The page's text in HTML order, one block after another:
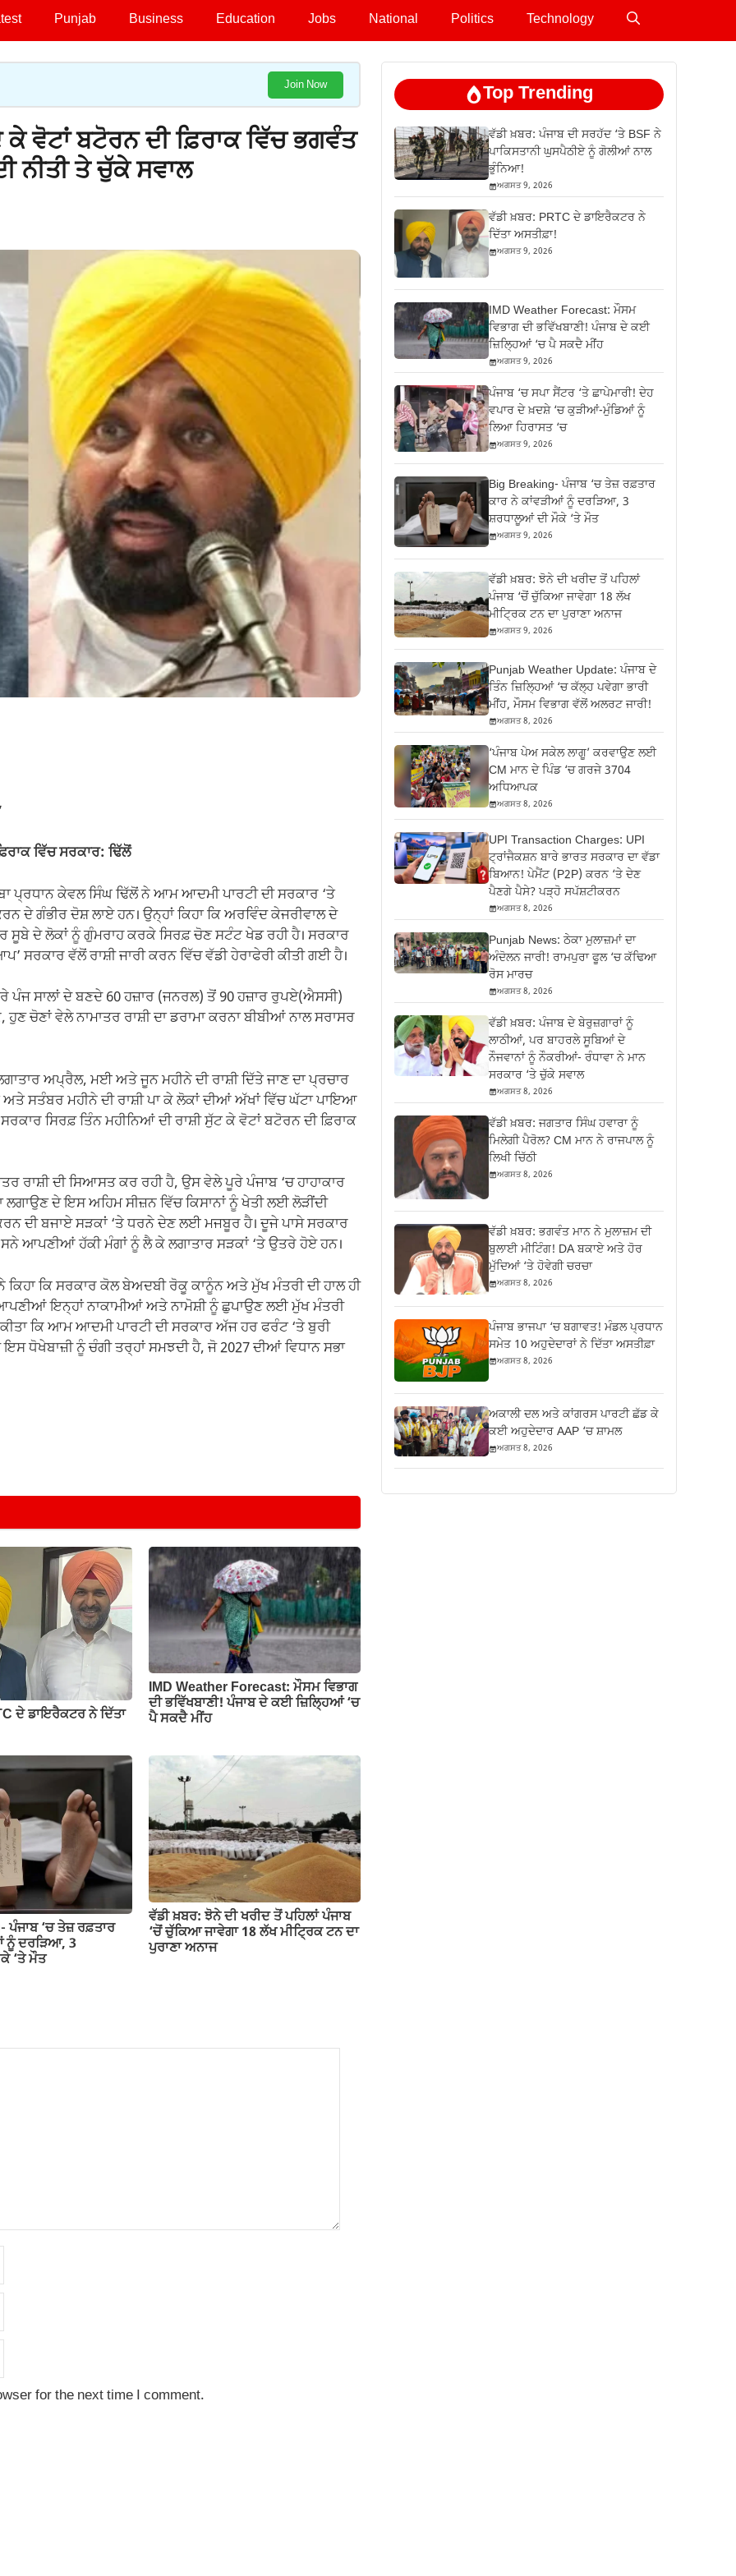
Punjab Business Education Jobs National Politics Technology
Join Now
ਵੋਟਾਂ ਬਟੋਰਨ ਦੀ ਫ਼ਿਰਾਕ ਵਿੱਚ ਭਗਵੰਤ
ਨੀਤੀ ਤੇ ਚੁੱਕੇ ਸਵਾਲ
ਵਿੱਚ ਸਰਕਾਰ: ਢਿੱਲੋਂ
ਪ੍ਰਧਾਨ ਕੇਵਲ ਸਿੰਘ ਢਿੱਲੋਂ ਨੇ ਆਮ ਆਦਮੀ ਪਾਰਟੀ ਦੀ ਸਰਕਾਰ ‘ਤੇ
ਦੇ ਗੰਭੀਰ ਦੋਸ਼ ਲਾਏ ਹਨ। ਉਨ੍ਹਾਂ ਕਿਹਾ ਕਿ ਅਰਵਿੰਦ ਕੇਜਰੀਵਾਲ ਦੇ
ਸੂਬੇ ਦੇ ਲੋਕਾਂ ਨੂੰ ਗੁੰਮਰਾਹ ਕਰਕੇ ਸਿਰਫ਼ ਚੋਣ ਸਟੰਟ ਖੇਡ ਰਹੀ ਹੈ। ਸਰਕਾਰ
ਸਰਕਾਰ ਵੱਲੋਂ ਰਾਸ਼ੀ ਜਾਰੀ ਕਰਨ ਵਿੱਚ ਵੱਡੀ ਹੇਰਾਫੇਰੀ ਕੀਤੀ ਗਈ ਹੈ।
ਪੰਜ ਸਾਲਾਂ ਦੇ ਬਣਦੇ 60 ਹਜ਼ਾਰ (ਜਨਰਲ) ਤੋਂ 90 ਹਜ਼ਾਰ ਰੁਪਏ(ਐਸਸੀ)
ਚੋਣਾਂ ਵੇਲੇ ਨਾਮਾਤਰ ਰਾਸ਼ੀ ਦਾ ਡਰਾਮਾ ਕਰਨਾ ਬੀਬੀਆਂ ਨਾਲ ਸਰਾਸਰ
ਅਪ੍ਰੈਲ, ਮਈ ਅਤੇ ਜੂਨ ਮਹੀਨੇ ਦੀ ਰਾਸ਼ੀ ਦਿੱਤੇ ਜਾਣ ਦਾ ਪ੍ਰਚਾਰ
ਸਤੰਬਰ ਮਹੀਨੇ ਦੀ ਰਾਸ਼ੀ ਪਾ ਕੇ ਲੋਕਾਂ ਦੀਆਂ ਅੱਖਾਂ ਵਿੱਚ ਘੱਟਾ ਪਾਇਆ
ਸਿਰਫ਼ ਤਿੰਨ ਮਹੀਨਿਆਂ ਦੀ ਰਾਸ਼ੀ ਸੁੱਟ ਕੇ ਵੋਟਾਂ ਬਟੋਰਨ ਦੀ ਫ਼ਿਰਾਕ
ਰਾਸ਼ੀ ਦੀ ਸਿਆਸਤ ਕਰ ਰਹੀ ਹੈ, ਉਸ ਵੇਲੇ ਪੂਰੇ ਪੰਜਾਬ ‘ਚ ਹਾਹਾਕਾਰ
ਦੇ ਇਸ ਅਹਿਮ ਸੀਜ਼ਨ ਵਿੱਚ ਕਿਸਾਨਾਂ ਨੂੰ ਖੇਤੀ ਲਈ ਲੋੜੀਂਦੀ
ਦੀ ਬਜਾਏ ਸੜਕਾਂ ‘ਤੇ ਧਰਨੇ ਦੇਣ ਲਈ ਮਜਬੂਰ ਹੈ। ਦੂਜੇ ਪਾਸੇ ਸਰਕਾਰ
ਸਨੇ ਆਪਣੀਆਂ ਹੱਕੀ ਮੰਗਾਂ ਨੂੰ ਲੈ ਕੇ ਲਗਾਤਾਰ ਸੜਕਾਂ ‘ਤੇ ਉਤਰੇ ਹੋਏ ਹਨ।
ਕਿ ਸਰਕਾਰ ਕੋਲ ਬੇਅਦਬੀ ਰੋਕੂ ਕਾਨੂੰਨ ਅਤੇ ਮੁੱਖ ਮੰਤਰੀ ਦੀ ਹਾਲ ਹੀ
ਇਨ੍ਹਾਂ ਨਾਕਾਮੀਆਂ ਅਤੇ ਨਾਮੋਸ਼ੀ ਨੂੰ ਛੁਪਾਉਣ ਲਈ ਮੁੱਖ ਮੰਤਰੀ
ਕਿ ਆਮ ਆਦਮੀ ਪਾਰਟੀ ਦੀ ਸਰਕਾਰ ਅੱਜ ਹਰ ਫਰੰਟ ‘ਤੇ ਬੁਰੀ
ਧੋਖੇਬਾਜ਼ੀ ਨੂੰ ਚੰਗੀ ਤਰ੍ਹਾਂ ਸਮਝਦੀ ਹੈ, ਜੋ 2027 ਦੀਆਂ ਵਿਧਾਨ ਸਭਾ
ਦੇ ਡਾਇਰੈਕਟਰ ਨੇ ਦਿੱਤਾ
IMD Weather Forecast: ਮੌਸਮ ਵਿਭਾਗ
ਦੀ ਭਵਿੱਖਬਾਣੀ! ਪੰਜਾਬ ਦੇ ਕਈ ਜ਼ਿਲ੍ਹਿਆਂ ‘ਚ
ਪੈ ਸਕਦੈ ਮੀਂਹ
ਪੰਜਾਬ ‘ਚ ਤੇਜ਼ ਰਫ਼ਤਾਰ
ਨੂੰ ਦਰੜਿਆ, 3
‘ਤੇ ਮੌਤ
ਵੱਡੀ ਖ਼ਬਰ: ਝੋਨੇ ਦੀ ਖਰੀਦ ਤੋਂ ਪਹਿਲਾਂ ਪੰਜਾਬ
‘ਚੋਂ ਚੁੱਕਿਆ ਜਾਵੇਗਾ 18 ਲੱਖ ਮੀਟ੍ਰਿਕ ਟਨ ਦਾ
ਪੁਰਾਣਾ ਅਨਾਜ
for the next time I comment.
Top Trending
ਵੱਡੀ ਖ਼ਬਰ: ਪੰਜਾਬ ਦੀ ਸਰਹੱਦ ‘ਤੇ BSF ਨੇ
ਪਾਕਿਸਤਾਨੀ ਘੁਸਪੈਠੀਏ ਨੂੰ ਗੋਲੀਆਂ ਨਾਲ
ਭੁੰਨਿਆ!
ਅਗਸਤ 9, 2026
ਵੱਡੀ ਖ਼ਬਰ: PRTC ਦੇ ਡਾਇਰੈਕਟਰ ਨੇ
ਦਿੱਤਾ ਅਸਤੀਫ਼ਾ!
ਅਗਸਤ 9, 2026
IMD Weather Forecast: ਮੌਸਮ
ਵਿਭਾਗ ਦੀ ਭਵਿੱਖਬਾਣੀ! ਪੰਜਾਬ ਦੇ ਕਈ
ਜ਼ਿਲ੍ਹਿਆਂ ‘ਚ ਪੈ ਸਕਦੈ ਮੀਂਹ
ਅਗਸਤ 9, 2026
ਪੰਜਾਬ ‘ਚ ਸਪਾ ਸੈਂਟਰ ‘ਤੇ ਛਾਪੇਮਾਰੀ! ਦੇਹ
ਵਪਾਰ ਦੇ ਖ਼ਦਸ਼ੇ ‘ਚ ਕੁੜੀਆਂ-ਮੁੰਡਿਆਂ ਨੂੰ
ਲਿਆ ਹਿਰਾਸਤ ‘ਚ
ਅਗਸਤ 9, 2026
Big Breaking- ਪੰਜਾਬ ‘ਚ ਤੇਜ਼ ਰਫ਼ਤਾਰ
ਕਾਰ ਨੇ ਕਾਂਵੜੀਆਂ ਨੂੰ ਦਰੜਿਆ, 3
ਸ਼ਰਧਾਲੂਆਂ ਦੀ ਮੌਕੇ ‘ਤੇ ਮੌਤ
ਅਗਸਤ 9, 2026
ਵੱਡੀ ਖ਼ਬਰ: ਝੋਨੇ ਦੀ ਖਰੀਦ ਤੋਂ ਪਹਿਲਾਂ
ਪੰਜਾਬ ‘ਚੋਂ ਚੁੱਕਿਆ ਜਾਵੇਗਾ 18 ਲੱਖ
ਮੀਟ੍ਰਿਕ ਟਨ ਦਾ ਪੁਰਾਣਾ ਅਨਾਜ
ਅਗਸਤ 9, 2026
Punjab Weather Update: ਪੰਜਾਬ ਦੇ
ਤਿੰਨ ਜ਼‍ਿਲ੍ਹਿਆਂ ‘ਚ ਕੱਲ੍ਹ ਪਵੇਗਾ ਭਾਰੀ
ਮੀਂਹ, ਮੌਸਮ ਵਿਭਾਗ ਵੱਲੋਂ ਅਲਰਟ ਜਾਰੀ!
ਅਗਸਤ 8, 2026
‘ਪੰਜਾਬ ਪੇਅ ਸਕੇਲ ਲਾਗੂ’ ਕਰਵਾਉਣ ਲਈ
CM ਮਾਨ ਦੇ ਪਿੰਡ ‘ਚ ਗਰਜੇ 3704
ਅਧਿਆਪਕ
ਅਗਸਤ 8, 2026
UPI Transaction Charges: UPI
ਟ੍ਰਾਂਜੈਕਸ਼ਨ ਬਾਰੇ ਭਾਰਤ ਸਰਕਾਰ ਦਾ ਵੱਡਾ
ਬਿਆਨ! ਪੇਮੈਂਟ (P2P) ਕਰਨ ‘ਤੇ ਦੇਣ
ਪੈਣਗੇ ਪੈਸੇ? ਪੜ੍ਹੋ ਸਪੱਸ਼ਟੀਕਰਨ
ਅਗਸਤ 8, 2026
Punjab News: ਠੇਕਾ ਮੁਲਾਜ਼ਮਾਂ ਦਾ
ਅੰਦੋਲਨ ਜਾਰੀ! ਰਾਮਪੁਰਾ ਫੂਲ ‘ਚ ਕੱਢਿਆ
ਰੋਸ ਮਾਰਚ
ਅਗਸਤ 8, 2026
ਵੱਡੀ ਖ਼ਬਰ: ਪੰਜਾਬ ਦੇ ਬੇਰੁਜ਼ਗਾਰਾਂ ਨੂੰ
ਲਾਠੀਆਂ, ਪਰ ਬਾਹਰਲੇ ਸੂਬਿਆਂ ਦੇ
ਨੌਜਵਾਨਾਂ ਨੂੰ ਨੌਕਰੀਆਂ- ਰੰਧਾਵਾ ਨੇ ਮਾਨ
ਸਰਕਾਰ ‘ਤੇ ਚੁੱਕੇ ਸਵਾਲ
ਅਗਸਤ 8, 2026
ਵੱਡੀ ਖ਼ਬਰ: ਜਗਤਾਰ ਸਿੰਘ ਹਵਾਰਾ ਨੂੰ
ਮਿਲੇਗੀ ਪੈਰੋਲ? CM ਮਾਨ ਨੇ ਰਾਜਪਾਲ ਨੂੰ
ਲਿਖੀ ਚਿੱਠੀ
ਅਗਸਤ 8, 2026
ਵੱਡੀ ਖ਼ਬਰ: ਭਗਵੰਤ ਮਾਨ ਨੇ ਮੁਲਾਜ਼ਮ ਦੀ
ਬੁਲਾਈ ਮੀਟਿੰਗ! DA ਬਕਾਏ ਅਤੇ ਹੋਰ
ਮੁੱਦਿਆਂ ‘ਤੇ ਹੋਵੇਗੀ ਚਰਚਾ
ਅਗਸਤ 8, 2026
ਪੰਜਾਬ ਭਾਜਪਾ ‘ਚ ਬਗਾਵਤ! ਮੰਡਲ ਪ੍ਰਧਾਨ
ਸਮੇਤ 10 ਅਹੁਦੇਦਾਰਾਂ ਨੇ ਦਿੱਤਾ ਅਸਤੀਫ਼ਾ
ਅਗਸਤ 8, 2026
ਅਕਾਲੀ ਦਲ ਅਤੇ ਕਾਂਗਰਸ ਪਾਰਟੀ ਛੱਡ ਕੇ
ਕਈ ਅਹੁਦੇਦਾਰ AAP ‘ਚ ਸ਼ਾਮਲ
ਅਗਸਤ 8, 2026